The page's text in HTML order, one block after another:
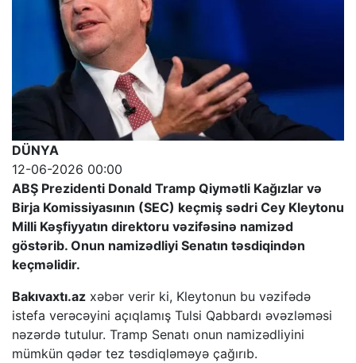
DÜNYA
12-06-2026 00:00
ABŞ Prezidenti Donald Tramp Qiymətli Kağızlar və
Birja Komissiyasının (SEC) keçmiş sədri Cey Kleytonu
Milli Kəşfiyyatın direktoru vəzifəsinə namizəd
göstərib. Onun namizədliyi Senatın təsdiqindən
keçməlidir.
Bakıvaxtı.az xəbər verir ki, Kleytonun bu vəzifədə
istefa verəcəyini açıqlamış Tulsi Qabbardı əvəzləməsi
nəzərdə tutulur. Tramp Senatı onun namizədliyini
mümkün qədər tez təsdiqləməyə çağırıb.